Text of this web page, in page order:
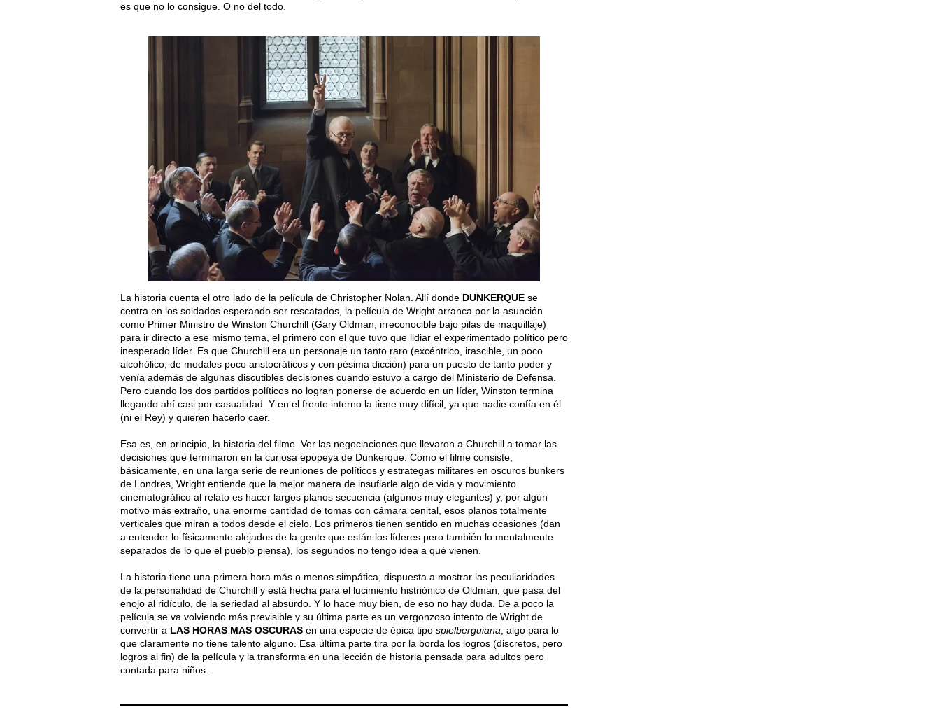
es que no lo consigue. O no del todo.
La historia cuenta el otro lado de la película de Christopher Nolan. Allí donde DUNKERQUE se
centra en los soldados esperando ser rescatados, la película de Wright arranca por la asunción
como Primer Ministro de Winston Churchill (Gary Oldman, irreconocible bajo pilas de maquillaje)
para ir directo a ese mismo tema, el primero con el que tuvo que lidiar el experimentado político pero
inesperado líder. Es que Churchill era un personaje un tanto raro (excéntrico, irascible, un poco
alcohólico, de modales poco aristocráticos y con pésima dicción) para un puesto de tanto poder y
venía además de algunas discutibles decisiones cuando estuvo a cargo del Ministerio de Defensa.
Pero cuando los dos partidos políticos no logran ponerse de acuerdo en un líder, Winston termina
llegando ahí casi por casualidad. Y en el frente interno la tiene muy difícil, ya que nadie confía en él
(ni el Rey) y quieren hacerlo caer.
Esa es, en principio, la historia del filme. Ver las negociaciones que llevaron a Churchill a tomar las
decisiones que terminaron en la curiosa epopeya de Dunkerque. Como el filme consiste,
básicamente, en una larga serie de reuniones de políticos y estrategas militares en oscuros bunkers
de Londres, Wright entiende que la mejor manera de insuflarle algo de vida y movimiento
cinematográfico al relato es hacer largos planos secuencia (algunos muy elegantes) y, por algún
motivo más extraño, una enorme cantidad de tomas con cámara cenital, esos planos totalmente
verticales que miran a todos desde el cielo. Los primeros tienen sentido en muchas ocasiones (dan
a entender lo físicamente alejados de la gente que están los líderes pero también lo mentalmente
separados de lo que el pueblo piensa), los segundos no tengo idea a qué vienen.
La historia tiene una primera hora más o menos simpática, dispuesta a mostrar las peculiaridades
de la personalidad de Churchill y está hecha para el lucimiento histriónico de Oldman, que pasa del
enojo al ridículo, de la seriedad al absurdo. Y lo hace muy bien, de eso no hay duda. De a poco la
película se va volviendo más previsible y su última parte es un vergonzoso intento de Wright de
convertir a LAS HORAS MAS OSCURAS en una especie de épica tipo spielberguiana , algo para lo
que claramente no tiene talento alguno. Esa última parte tira por la borda los logros (discretos, pero
logros al fin) de la película y la transforma en una lección de historia pensada para adultos pero
contada para niños.